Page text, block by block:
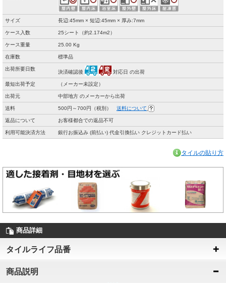
サイズ 長辺:45mm × 短辺:45mm × 厚み:7mm
ケース入数 25シート（約2.174m2）
ケース重量 25.00 Kg
在庫数 標準品
出荷所要日数
決済確認後 対応日 の出荷
最短出荷予定 （メーカー未設定）
出荷元 中部地方 のメーカーから出荷
送料 500円～700円（税別） 送料について
返品について お客様都合での返品不可
利用可能決済方法 銀行お振込み (前払い) 代金引換払い クレジットカード払い
タイルの貼り方
商品詳細
タイルライフ品番
商品説明